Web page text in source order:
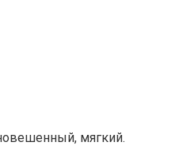
мягкий.